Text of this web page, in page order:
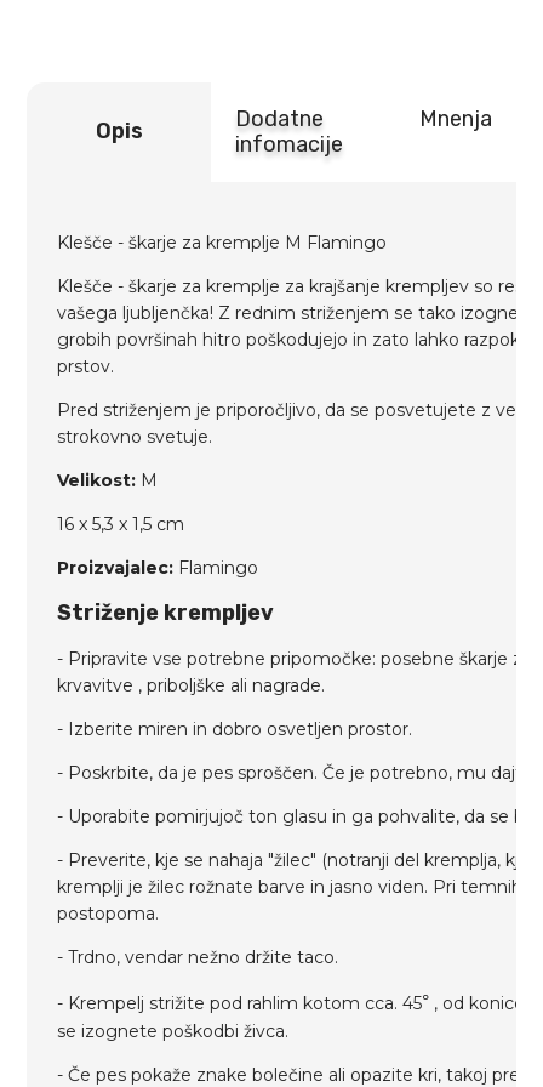
Opis
Dodatne
infomacije
Mnenja
Klešče - škarje za kremplje M Flamingo
Klešče - škarje za kremplje za krajšanje krempljev so
vašega ljubljenčka! Z rednim striženjem se tako
grobih površinah hitro poškodujejo in zato lahko
prstov.
Pred striženjem je priporočljivo, da se posvetujete z
strokovno svetuje.
Velikost: M
16 x 5,3 x 1,5 cm
Proizvajalec: Flamingo
Striženje krempljev
- Pripravite vse potrebne pripomočke: posebne škarje za
krvavitve , priboljške ali nagrade.
- Izberite miren in dobro osvetljen prostor.
- Poskrbite, da je pes sproščen. Če je potrebno, mu
- Uporabite pomirjujoč ton glasu in ga pohvalite, da se bo
- Preverite, kje se nahaja "žilec" (notranji del kremplja,
kremplji je žilec rožnate barve in jasno viden. Pri temnih
postopoma.
- Trdno, vendar nežno držite taco.
- Krempelj strižite pod rahlim kotom cca. 45° , od konice
se izognete poškodbi živca.
- Če pes pokaže znake bolečine ali opazite kri, takoj